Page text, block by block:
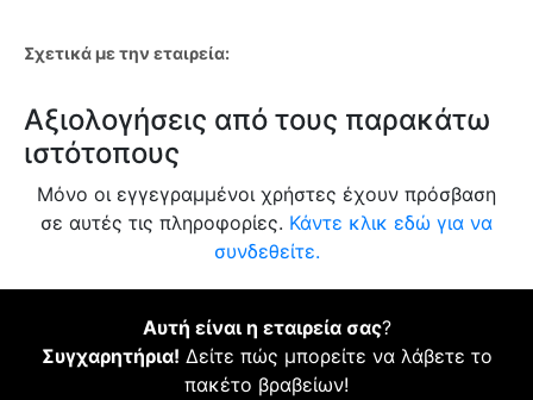
Σχετικά με την εταιρεία:
Αξιολογήσεις από τους παρακάτω
ιστότοπους
Μόνο οι εγγεγραμμένοι χρήστες έχουν πρόσβαση
σε αυτές τις πληροφορίες. Κάντε κλικ εδώ για να
συνδεθείτε.
Αυτή είναι η εταιρεία σας?
Συγχαρητήρια! Δείτε πώς μπορείτε να λάβετε το
πακέτο βραβείων!